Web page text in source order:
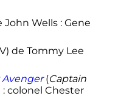
Wells : Gene
de Tommy Lee
Avenger(Captain
: colonel Chester